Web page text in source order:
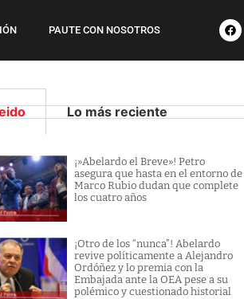
PAUTE CON NOSOTROS
Lo más reciente
¡»Abelardo el Breve»! Petro
asegura que hasta en el entorno de
Marco Rubio dudan que complete
los cuatro años
¡Otro de los “nunca”! Abelardo
revive políticamente a Alejandro
Ordóñez y lo premia con la
Embajada ante la OEA pese a su
polémico y cuestionado historial